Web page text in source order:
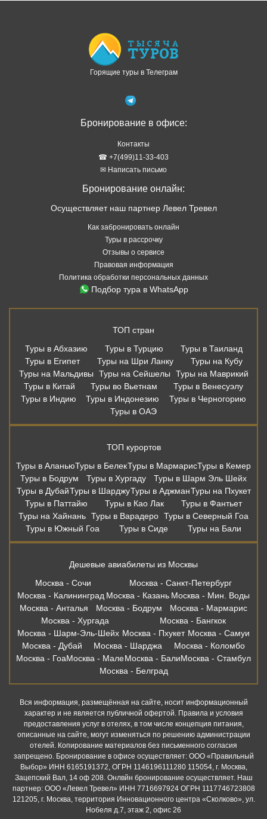
☎ +7(499)11-33-403
✉ Написать письмо
Бронирование онлайн:
Туры в рассрочку
Правовая информация
Политика обработки персональных данных
Подбор тура в WhatsApp
ТОП стран
Туры в Турцию
Туры на Шри Ланку
Туры на Сейшелы
Туры во Вьетнам
Туры в Индию
Туры в Индонезию
Туры в Черногорию
Туры в ОАЭ
ТОП курортов
Туры в АланьюТуры в Белек Туры в МармарисТуры в Кемер
Туры в Бодрум
Туры в Хургаду
Туры в Шарм Эль Шейх
Туры в ДубайТуры в Шарджу Туры в АджманТуры на Пхукет
Туры в Паттайю
Туры в Као Лак
Туры в Фантьет
Туры на Хайнань Туры в Варадеро
Туры в Северный Гоа
Туры в Сиде
Дешевые авиабилеты из Москвы
Москва - Сочи
Москва - Санкт-Петербург
Москва - Калининград Москва - Казань Москва - Мин. Воды
Москва - Анталья
Москва - Бодрум
Москва - Мармарис
Москва - Хургада
Москва - Бангкок
Москва - Шарм-Эль-Шейх Москва - Пхукет Москва - Самуи
Москва - Дубай
Москва - Шарджа
Москва - Коломбо
Москва - ГоаМосква - МалеМосква - БалиМосква - Стамбул
Вся информация, размещённая на сайте, носит информационный
характер и не является публичной офертой. Правила и условия
предоставления услуг в отелях, в том числе концепция питания,
описанные на сайте, могут изменяться по решению администрации
отелей. Копирование материалов без письменного согласия
запрещено. Бронирование в офисе осуществляет: ООО «Правильный
Выбор» ИНН 6165191372, ОГРН 1146196111280 115054, г. Москва,
Зацепский Вал, 14 оф 208. Онлвйн бронирование осуществляет. Наш
партнер: ООО «Левел Тревел» ИНН 7716697924 ОГРН 1117746723808
121205, г. Москва, территория Инновационного центра «Сколково», ул.